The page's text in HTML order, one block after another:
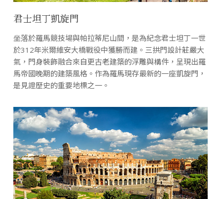
君士坦丁凱旋門
坐落於羅馬競技場與帕拉蒂尼山間，是為紀念君士坦丁一世
於312年米爾維安大橋戰役中獲勝而建。三拱門設計莊嚴大
氣，門身裝飾融合來自更古老建築的浮雕與構件，呈現出羅
馬帝國晚期的建築風格。作為羅馬現存最新的一座凱旋門，
是見證歷史的重要地標之一。